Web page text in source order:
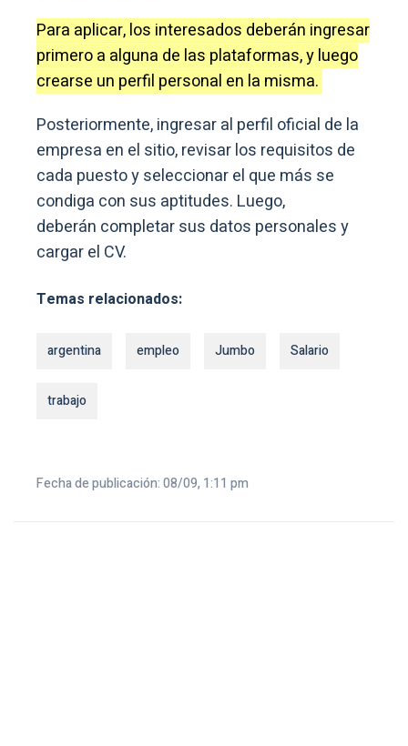
Para aplicar, los interesados deberán ingresar
primero a alguna de las plataformas, y luego
crearse un perfil personal en la misma.
Posteriormente, ingresar al perfil oficial de la
empresa en el sitio, revisar los requisitos de
cada puesto y seleccionar el que más se
condiga con sus aptitudes. Luego,
deberán completar sus datos personales y
cargar el CV.
Temas relacionados:
argentina empleo Jumbo Salario
trabajo
Fecha de publicación: 08/09, 1:11 pm